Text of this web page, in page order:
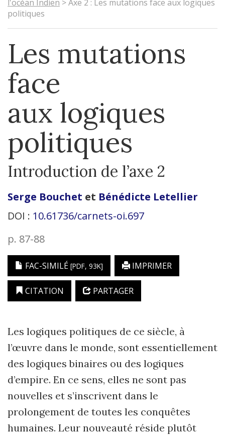
l'océan Indien >Axe 2 : Les mutations face aux logiques
politiques
Les mutations
face
aux logiques
politiques
Introduction de l’axe 2
Serge Bouchet et Bénédicte Letellier
DOI : 10.61736/carnets-oi.697
p. 87-88
FAC-SIMILÉ [PDF, 93K] IMPRIMER
CITATION PARTAGER
Les logiques politiques de ce siècle, à
l’œuvre dans le monde, sont essentiel­lement
des logiques binaires ou des logiques
d’empire. En ce sens, elles ne sont pas
nouvelles et s’inscrivent dans le
prolongement de toutes les conquêtes
humaines. Leur nouveauté réside plutôt